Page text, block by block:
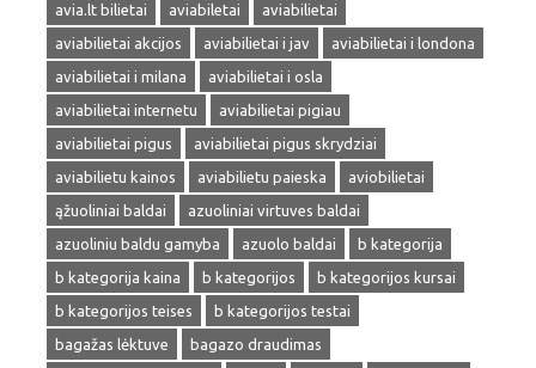
avia.lt bilietai
aviabiletai
aviabilietai
aviabilietai akcijos
aviabilietai i jav
aviabilietai i londona
aviabilietai i milana
aviabilietai i osla
aviabilietai internetu
aviabilietai pigiau
aviabilietai pigus
aviabilietai pigus skrydziai
aviabilietu kainos
aviabilietu paieska
aviobilietai
ąžuoliniai baldai
azuoliniai virtuves baldai
azuoliniu baldu gamyba
azuolo baldai
b kategorija
b kategorija kaina
b kategorijos
b kategorijos kursai
b kategorijos teises
b kategorijos testai
bagažas lėktuve
bagazo draudimas